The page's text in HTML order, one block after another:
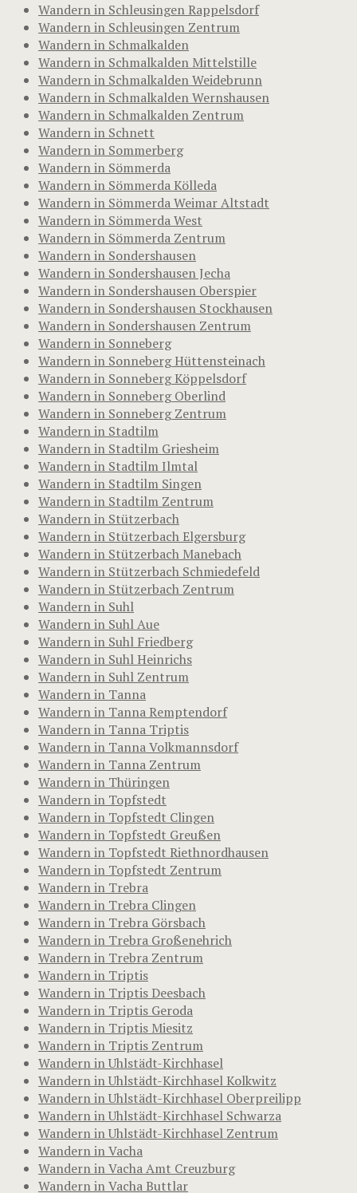
Wandern in Schleusingen Rappelsdorf
Wandern in Schleusingen Zentrum
Wandern in Schmalkalden
Wandern in Schmalkalden Mittelstille
Wandern in Schmalkalden Weidebrunn
Wandern in Schmalkalden Wernshausen
Wandern in Schmalkalden Zentrum
Wandern in Schnett
Wandern in Sommerberg
Wandern in Sömmerda
Wandern in Sömmerda Kölleda
Wandern in Sömmerda Weimar Altstadt
Wandern in Sömmerda West
Wandern in Sömmerda Zentrum
Wandern in Sondershausen
Wandern in Sondershausen Jecha
Wandern in Sondershausen Oberspier
Wandern in Sondershausen Stockhausen
Wandern in Sondershausen Zentrum
Wandern in Sonneberg
Wandern in Sonneberg Hüttensteinach
Wandern in Sonneberg Köppelsdorf
Wandern in Sonneberg Oberlind
Wandern in Sonneberg Zentrum
Wandern in Stadtilm
Wandern in Stadtilm Griesheim
Wandern in Stadtilm Ilmtal
Wandern in Stadtilm Singen
Wandern in Stadtilm Zentrum
Wandern in Stützerbach
Wandern in Stützerbach Elgersburg
Wandern in Stützerbach Manebach
Wandern in Stützerbach Schmiedefeld
Wandern in Stützerbach Zentrum
Wandern in Suhl
Wandern in Suhl Aue
Wandern in Suhl Friedberg
Wandern in Suhl Heinrichs
Wandern in Suhl Zentrum
Wandern in Tanna
Wandern in Tanna Remptendorf
Wandern in Tanna Triptis
Wandern in Tanna Volkmannsdorf
Wandern in Tanna Zentrum
Wandern in Thüringen
Wandern in Topfstedt
Wandern in Topfstedt Clingen
Wandern in Topfstedt Greußen
Wandern in Topfstedt Riethnordhausen
Wandern in Topfstedt Zentrum
Wandern in Trebra
Wandern in Trebra Clingen
Wandern in Trebra Görsbach
Wandern in Trebra Großenehrich
Wandern in Trebra Zentrum
Wandern in Triptis
Wandern in Triptis Deesbach
Wandern in Triptis Geroda
Wandern in Triptis Miesitz
Wandern in Triptis Zentrum
Wandern in Uhlstädt-Kirchhasel
Wandern in Uhlstädt-Kirchhasel Kolkwitz
Wandern in Uhlstädt-Kirchhasel Oberpreilipp
Wandern in Uhlstädt-Kirchhasel Schwarza
Wandern in Uhlstädt-Kirchhasel Zentrum
Wandern in Vacha
Wandern in Vacha Amt Creuzburg
Wandern in Vacha Buttlar